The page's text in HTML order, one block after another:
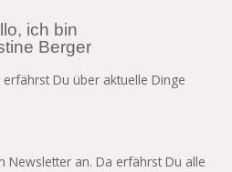
ich bin
Berger
Du über aktuelle Dinge
Newsletter an. Da erfährst Du alle